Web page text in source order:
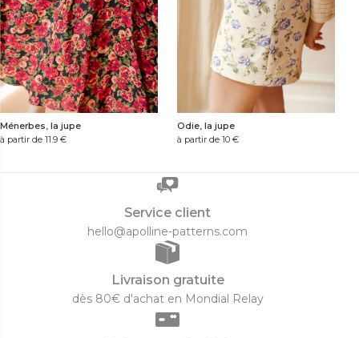
Ménerbes, la jupe
à partir de 11.9 €
Odie, la jupe
à partir de 10 €
Service client
hello@apolline-patterns.com
Livraison gratuite
dès 80€ d'achat en Mondial Relay